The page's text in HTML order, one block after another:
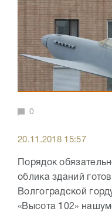
0
20.11.2018 15:57
Порядок
облика зданий
Волгоградской
«Высота 102»